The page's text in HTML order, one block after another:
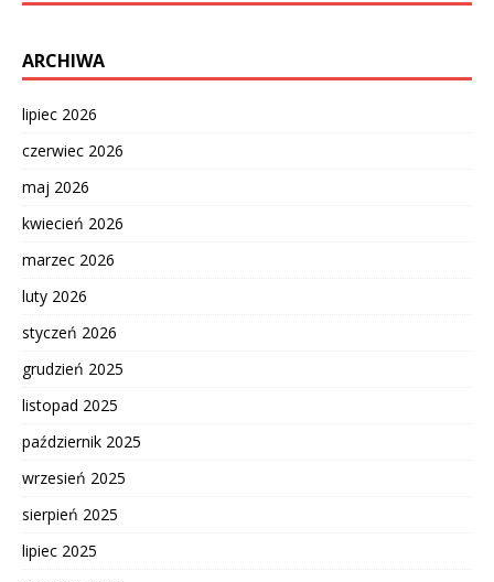
ARCHIWA
lipiec 2026
czerwiec 2026
maj 2026
kwiecień 2026
marzec 2026
luty 2026
styczeń 2026
grudzień 2025
listopad 2025
październik 2025
wrzesień 2025
sierpień 2025
lipiec 2025